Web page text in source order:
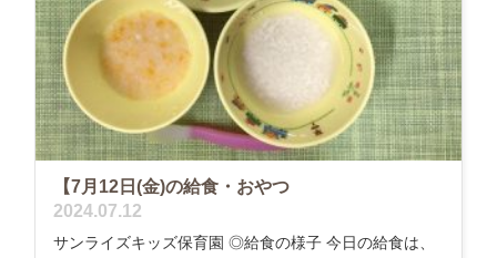
【7月12日(金)の給食・おやつ
2024.07.12
サンライズキッズ保育園 ◎給食の様子 今日の給食は、